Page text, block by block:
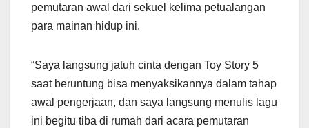
pemutaran awal dari sekuel kelima petualangan
para mainan hidup ini.
“Saya langsung jatuh cinta dengan Toy Story 5
saat beruntung bisa menyaksikannya dalam tahap
awal pengerjaan, dan saya langsung menulis lagu
ini begitu tiba di rumah dari acara pemutaran